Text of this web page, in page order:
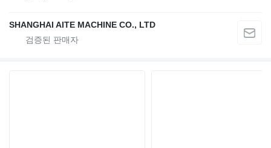
SHANGHAI AITE MACHINE CO., LTD